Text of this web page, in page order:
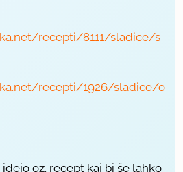
recepti/8111/sladice/s
recepti/1926/sladice/o
oz. recept kaj bi še lahko